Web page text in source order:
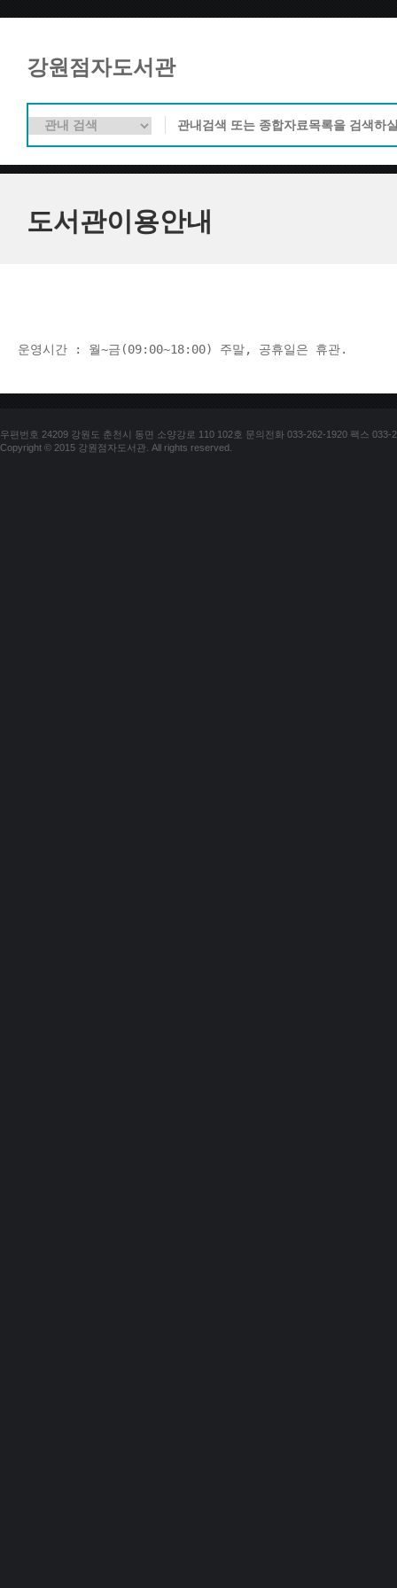
강원점자도서관
도서관이용안내
운영시간 : 월~금(09:00~18:00) 주말, 공휴일은 휴관.
우편번호 24209 강원도 춘천시 동면 소양강로 110 102호 문의전화 033-262-1920 팩스 033-
Copyright © 2015 강원점자도서관. All rights reserved.